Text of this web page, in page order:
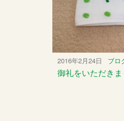
2016年2月24日 ブロ
御礼をいただきま